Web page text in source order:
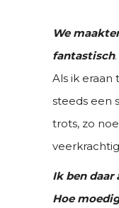
We
fantastisch.
Als ik eraan
steeds een
trots, zo
veerkrachtig
Ik ben daar
Hoe